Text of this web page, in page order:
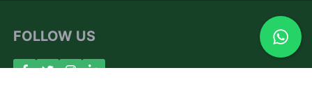
FOLLOW US